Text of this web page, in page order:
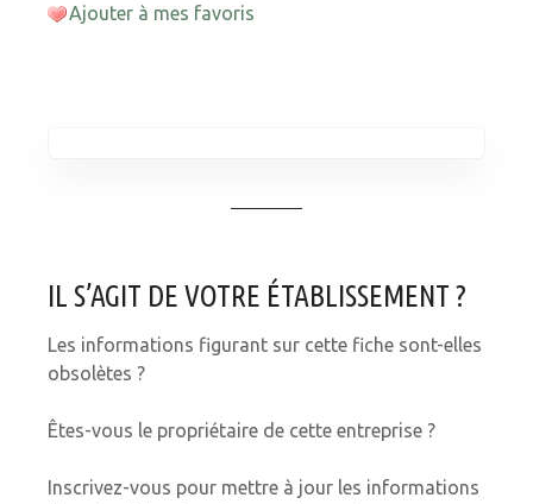
Ajouter à mes favoris
IL S’AGIT DE VOTRE ÉTABLISSEMENT ?
Les informations figurant sur cette fiche sont-elles
obsolètes ?
Êtes-vous le propriétaire de cette entreprise ?
Inscrivez-vous pour mettre à jour les informations